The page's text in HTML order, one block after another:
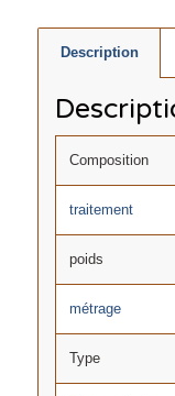
Description
Composition
traitement
poids
métrage
Type